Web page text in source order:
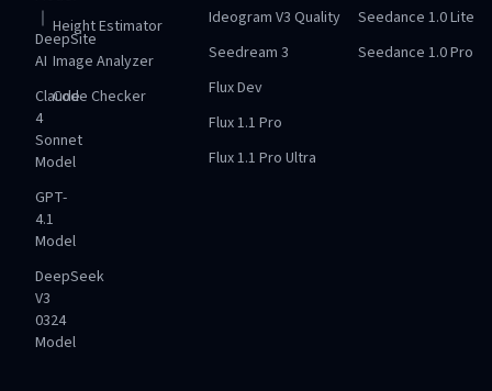
｜
DeepSite
AI
Claude
4
Sonnet
Model
GPT-
4.1
Model
DeepSeek
V3
0324
Model
Height Estimator
Image Analyzer
Code Checker
Ideogram V3 Quality
Seedream 3
Flux Dev
Flux 1.1 Pro
Flux 1.1 Pro Ultra
Seedance 1.0 Lite
Seedance 1.0 Pro